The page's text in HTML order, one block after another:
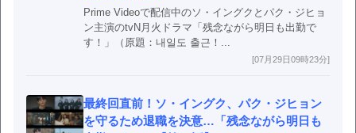
Prime Videoで配信中のソ・イングクとパク・ジヒョ
ン主演のtvN月火ドラマ「残念ながら明日も出勤で
す！」（原題：내일도 출근！...
[07月29日09時23分]
最終回直前！ソ・イングク、パク・ジヒョン
を守るため退職を決意…「残念ながら明日も